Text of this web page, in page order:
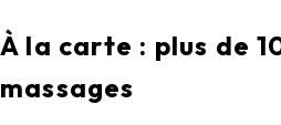
À la carte : plus de
massages